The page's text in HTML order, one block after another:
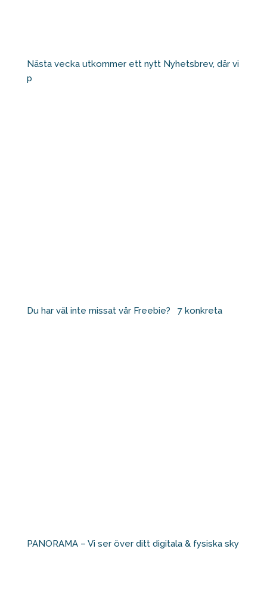
Nästa vecka utkommer ett nytt Nyhetsbrev, där vi
p
Du har väl inte missat vår Freebie? ⁠ ⁠ 7 konkreta
PANORAMA – Vi ser över ditt digitala & fysiska sky